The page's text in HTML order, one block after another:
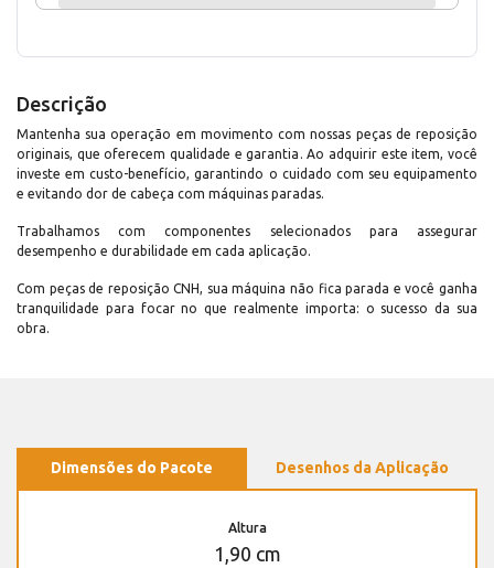
Descrição
Mantenha sua operação em movimento com nossas peças de reposição
originais, que oferecem qualidade e garantia. Ao adquirir este item, você
investe em custo-benefício, garantindo o cuidado com seu equipamento
e evitando dor de cabeça com máquinas paradas.
Trabalhamos com componentes selecionados para assegurar
desempenho e durabilidade em cada aplicação.
Com peças de reposição CNH, sua máquina não fica parada e você ganha
tranquilidade para focar no que realmente importa: o sucesso da sua
obra.
Dimensões do Pacote Desenhos da Aplicação
Altura
1,90 cm